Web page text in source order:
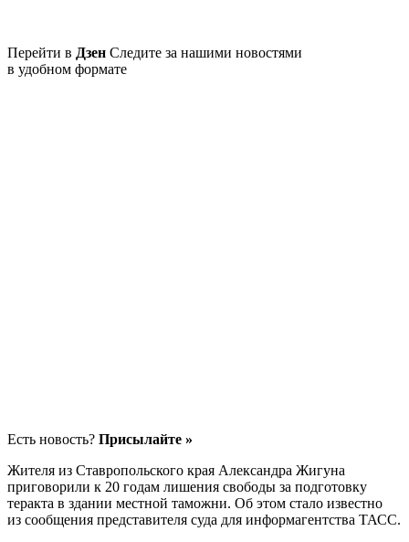
Перейти в Дзен Следите за нашими новостями
в удобном формате
Есть новость? Присылайте »
Жителя из Ставропольского края Александра Жигуна
приговорили к 20 годам лишения свободы за подготовку
теракта в здании местной таможни. Об этом стало известно
из сообщения представителя суда для информагентства ТАСС.